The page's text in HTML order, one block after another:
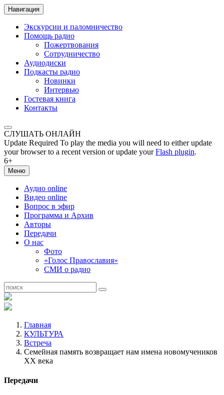
Навигация
Экскурсии и паломничество
Помощь радио
Пожертвования
Сотрудничество
Аудиодиски
Подкасты радио
Новинки
Интервью
Гостевая книга
Контакты
СЛУШАТЬ ОНЛАЙН
Update Required To play the media you will need to either update
your browser to a recent version or update yourFlash plugin.
6+
Меню
Аудио online
Видео online
Вопрос в эфир
Программа и Архив
Авторы
Передачи
О нас
Фото
«Голос Православия»
СМИ о радио
Главная
КУЛЬТУРА
Встреча
Семейная память возвращает нам имена новомучеников
XX века
Передачи